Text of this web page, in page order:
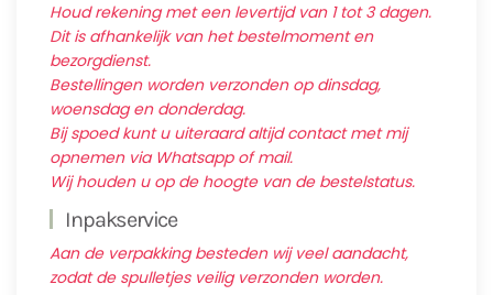
Houd rekening met een levertijd van 1 tot 3 dagen.
Dit is afhankelijk van het bestelmoment en
bezorgdienst.
Bestellingen worden verzonden op dinsdag,
woensdag en donderdag.
Bij spoed kunt u uiteraard altijd contact met mij
opnemen via Whatsapp of mail.
Wij houden u op de hoogte van de bestelstatus.
Inpakservice
Aan de verpakking besteden wij veel aandacht,
zodat de spulletjes veilig verzonden worden.